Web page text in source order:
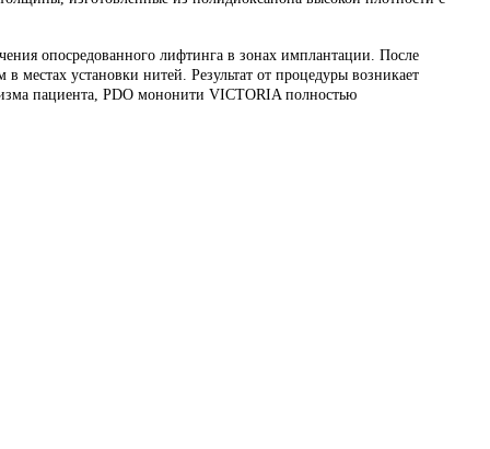
опосредованного лифтинга в зонах имплантации. После
местах установки нитей. Результат от процедуры возникает
пациента, PDO мононити VICTORIA полностью
изготовленные из полидиоксанона высокой плотности с
опосредованного лифтинга в зонах имплантации. После
местах установки нитей. Результат от процедуры возникает
пациента, PDO мононити VICTORIA полностью
нитей, обеспеченной запатентованной технологией обработки.